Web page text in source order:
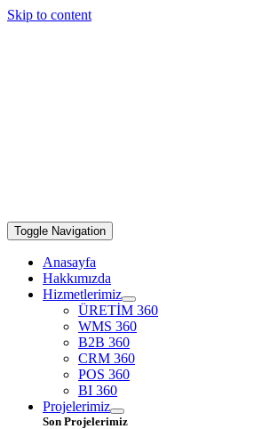
Skip to content
Toggle Navigation
Anasayfa
Hakkımızda
Hizmetlerimiz
ÜRETİM 360
WMS 360
B2B 360
CRM 360
POS 360
BI 360
Projelerimiz
Son Projelerimiz